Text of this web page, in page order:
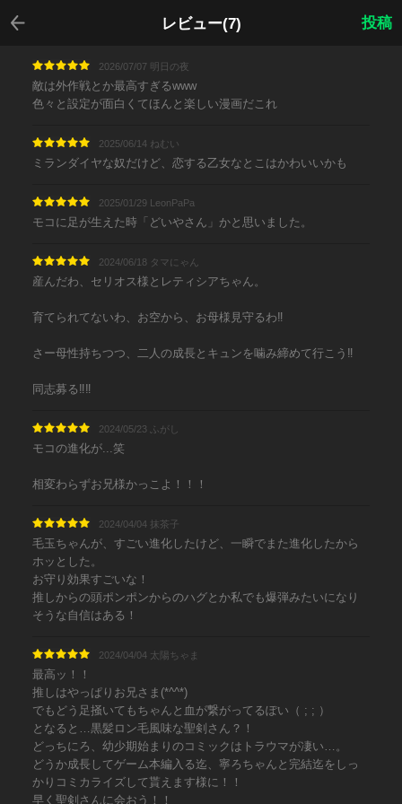
レビュー(7)
戻る
投稿
2026/07/07 明日の夜
敵は外作戦とか最高すぎるwww
色々と設定が面白くてほんと楽しい漫画だこれ
2025/06/14 ねむい
ミランダイヤな奴だけど、恋する乙女なとこはかわいいかも
2025/01/29 LeonPaPa
モコに足が生えた時「どいやさん」かと思いました。
2024/06/18 タマにゃん
産んだわ、セリオス様とレティシアちゃん。
育てられてないわ、お空から、お母様見守るわ‼︎
さー母性持ちつつ、二人の成長とキュンを噛み締めて行こう‼︎
同志募る‼︎‼︎
2024/05/23 ふがし
モコの進化が...笑
相変わらずお兄様かっこよ！！！
2024/04/04 抹茶子
毛玉ちゃんが、すごい進化したけど、一瞬でまた進化したから
ホッとした。
お守り効果すごいな！
推しからの頭ポンポンからのハグとか私でも爆弾みたいになり
そうな自信はある！
2024/04/04 太陽ちゃま
最高ッ！！
推しはやっぱりお兄さま(*^^*)
でもどう足掻いてもちゃんと血が繋がってるぽい（ ; ; ）
となると…黒髪ロン毛風味な聖剣さん？！
どっちにろ、幼少期始まりのコミックはトラウマが凄い…。
どうか成長してゲーム本編入る迄、寧ろちゃんと完結迄をしっ
かりコミカライズして貰えます様に！！
早く聖剣さんに会おう！！